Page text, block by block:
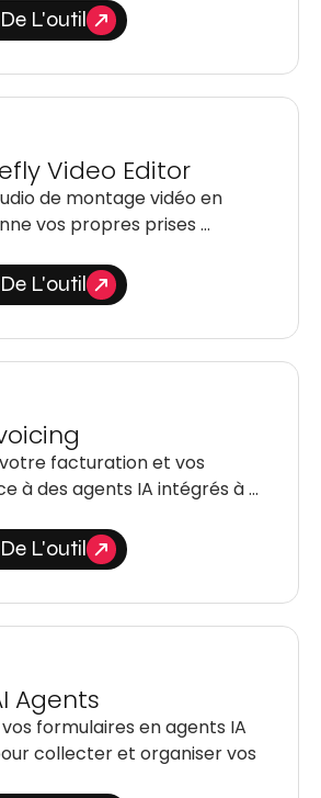
L'outil
Video Editor
de montage vidéo en
vos propres prises …
L'outil
facturation et vos
à des agents IA intégrés à …
L'outil
Agents
formulaires en agents IA
collecter et organiser vos